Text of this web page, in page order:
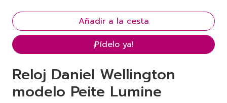
¡Pídelo ya!
Reloj Daniel Wellington
modelo Peite Lumine